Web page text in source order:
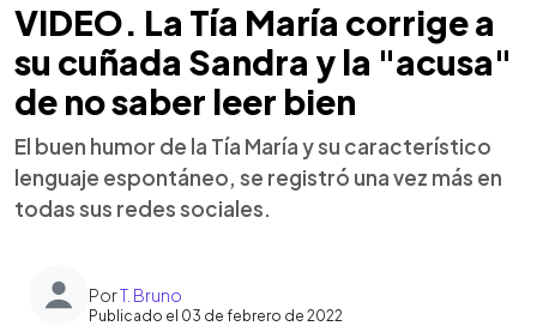
VIDEO. La Tía María corrige a
su cuñada Sandra y la "acusa"
de no saber leer bien
El buen humor de la Tía María y su característico
lenguaje espontáneo, se registró una vez más en
todas sus redes sociales.
PorT. Bruno
Publicado el 03 de febrero de 2022